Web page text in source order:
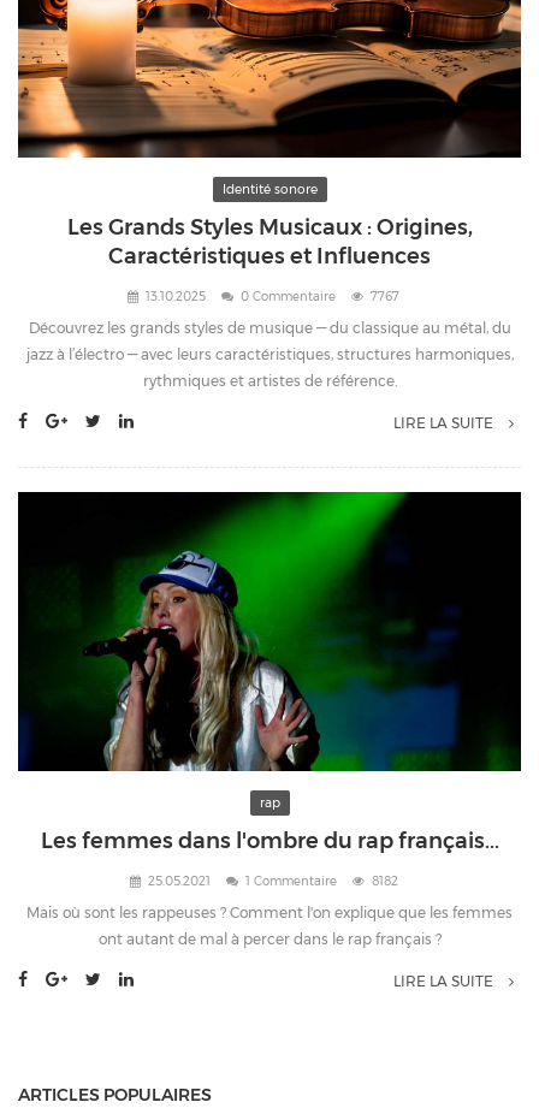
Identité sonore
Les Grands Styles Musicaux : Origines,
Caractéristiques et Influences
13.10.2025 0 Commentaire 7767
Découvrez les grands styles de musique — du classique au métal, du
jazz à l’électro — avec leurs caractéristiques, structures harmoniques,
rythmiques et artistes de référence.
LIRE LA SUITE
rap
Les femmes dans l'ombre du rap français...
25.05.2021 1 Commentaire 8182
Mais où sont les rappeuses ? Comment l'on explique que les femmes
ont autant de mal à percer dans le rap français ?
LIRE LA SUITE
ARTICLES POPULAIRES